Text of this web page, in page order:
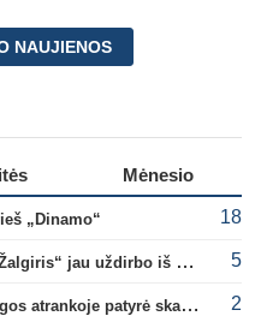
NAUJIENOS
Mėnesio
„Dinamo“ 18
A. Tapinas atskleidė, kiek tiksliai „Žalgiris“ jau uždirbo iš UEFA premijų 5
V. Dambrausko ekipa Čempionų lygos atrankoje patyrė skaudžią nesėkmę 2